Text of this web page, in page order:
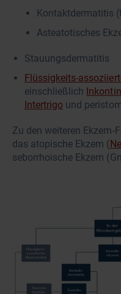
Kontaktdermatitis
Asteatotisches
Stauungsdermatitis
Flüssigkeits-
einschließlich
Intertrigo und
Zu den weiteren Ekzem-
das atopische Ekzem (
seborrhoische Ekzem